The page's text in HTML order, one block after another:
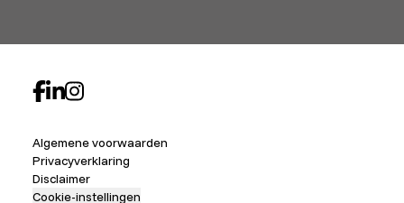
Algemene voorwaarden
Privacyverklaring
Disclaimer
Cookie-instellingen